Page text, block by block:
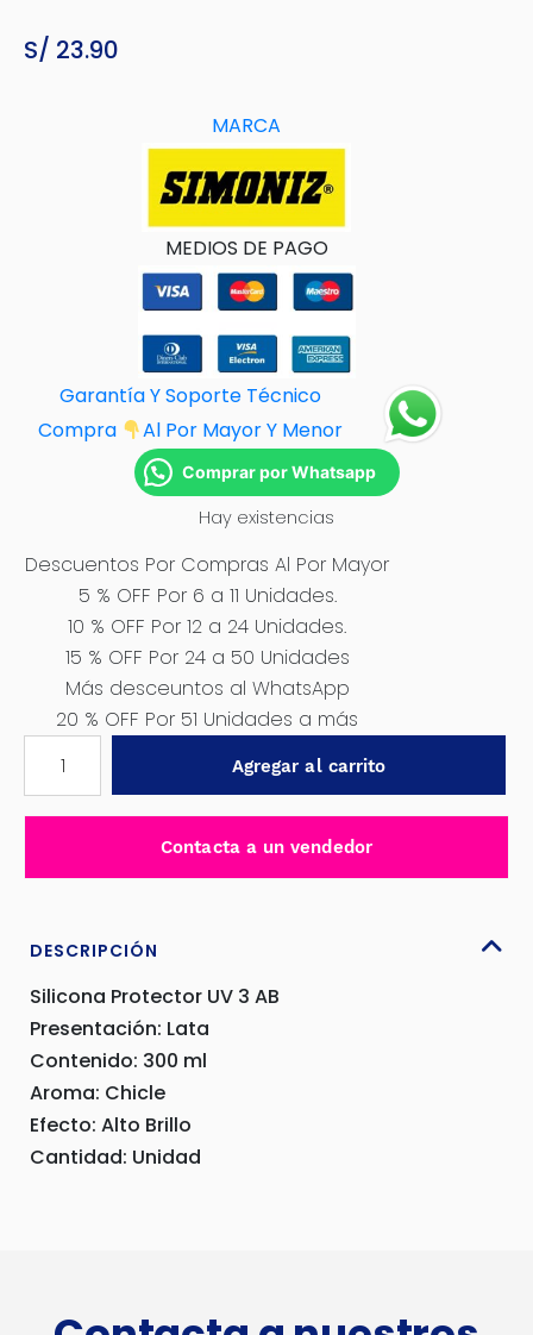
S/ 23.90
MARCA
MEDIOS DE PAGO
Garantía Y Soporte Técnico
Compra
Al Por Mayor Y Menor
Comprar por Whatsapp
Hay existencias
Descuentos Por Compras Al Por Mayor
5 % OFF Por 6 a 11 Unidades.
10 % OFF Por 12 a 24 Unidades.
15 % OFF Por 24 a 50 Unidades
Más desceuntos al WhatsApp
20 % OFF Por 51 Unidades a más
EMULSION
cantidad
Agregar al carrito
Contacta a un vendedor
DESCRIPCIÓN
Silicona Protector UV 3 AB
Presentación: Lata
Contenido: 300 ml
Aroma: Chicle
Efecto: Alto Brillo
Cantidad: Unidad